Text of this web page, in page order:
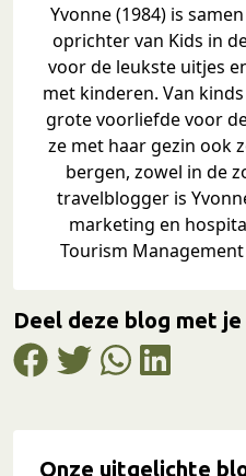
Yvonne (1984) is
oprichter van Kids in
voor de leukste uitjes
met kinderen. Van
grote voorliefde voor
ze met haar gezin ook
bergen, zowel in de
travelblogger is
marketing en
Tourism
Deel deze blog met
Onze uitgelichte